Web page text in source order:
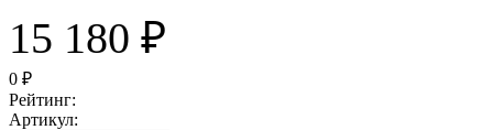
15 180 ₽
0 ₽
Рейтинг:
Артикул: